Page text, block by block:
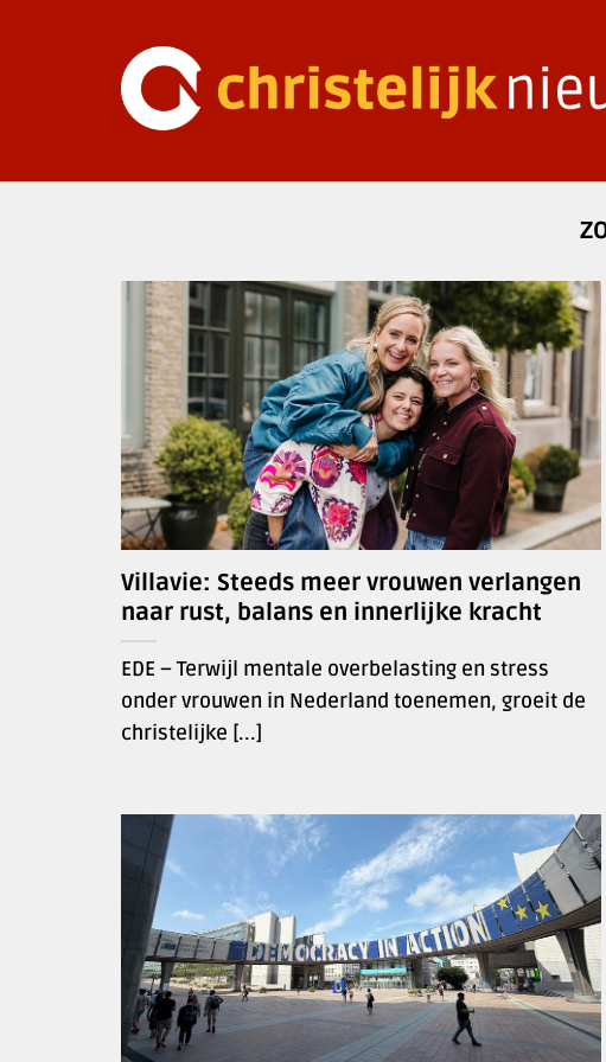
Villavie: Steeds meer vrouwen verlangen
naar rust, balans en innerlijke kracht
EDE – Terwijl mentale overbelasting en stress
onder vrouwen in Nederland toenemen, groeit de
christelijke [...]